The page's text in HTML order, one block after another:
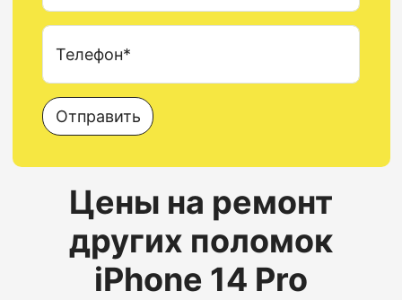
Телефон*
Отправить
Цены на ремонт
других поломок
iPhone 14 Pro